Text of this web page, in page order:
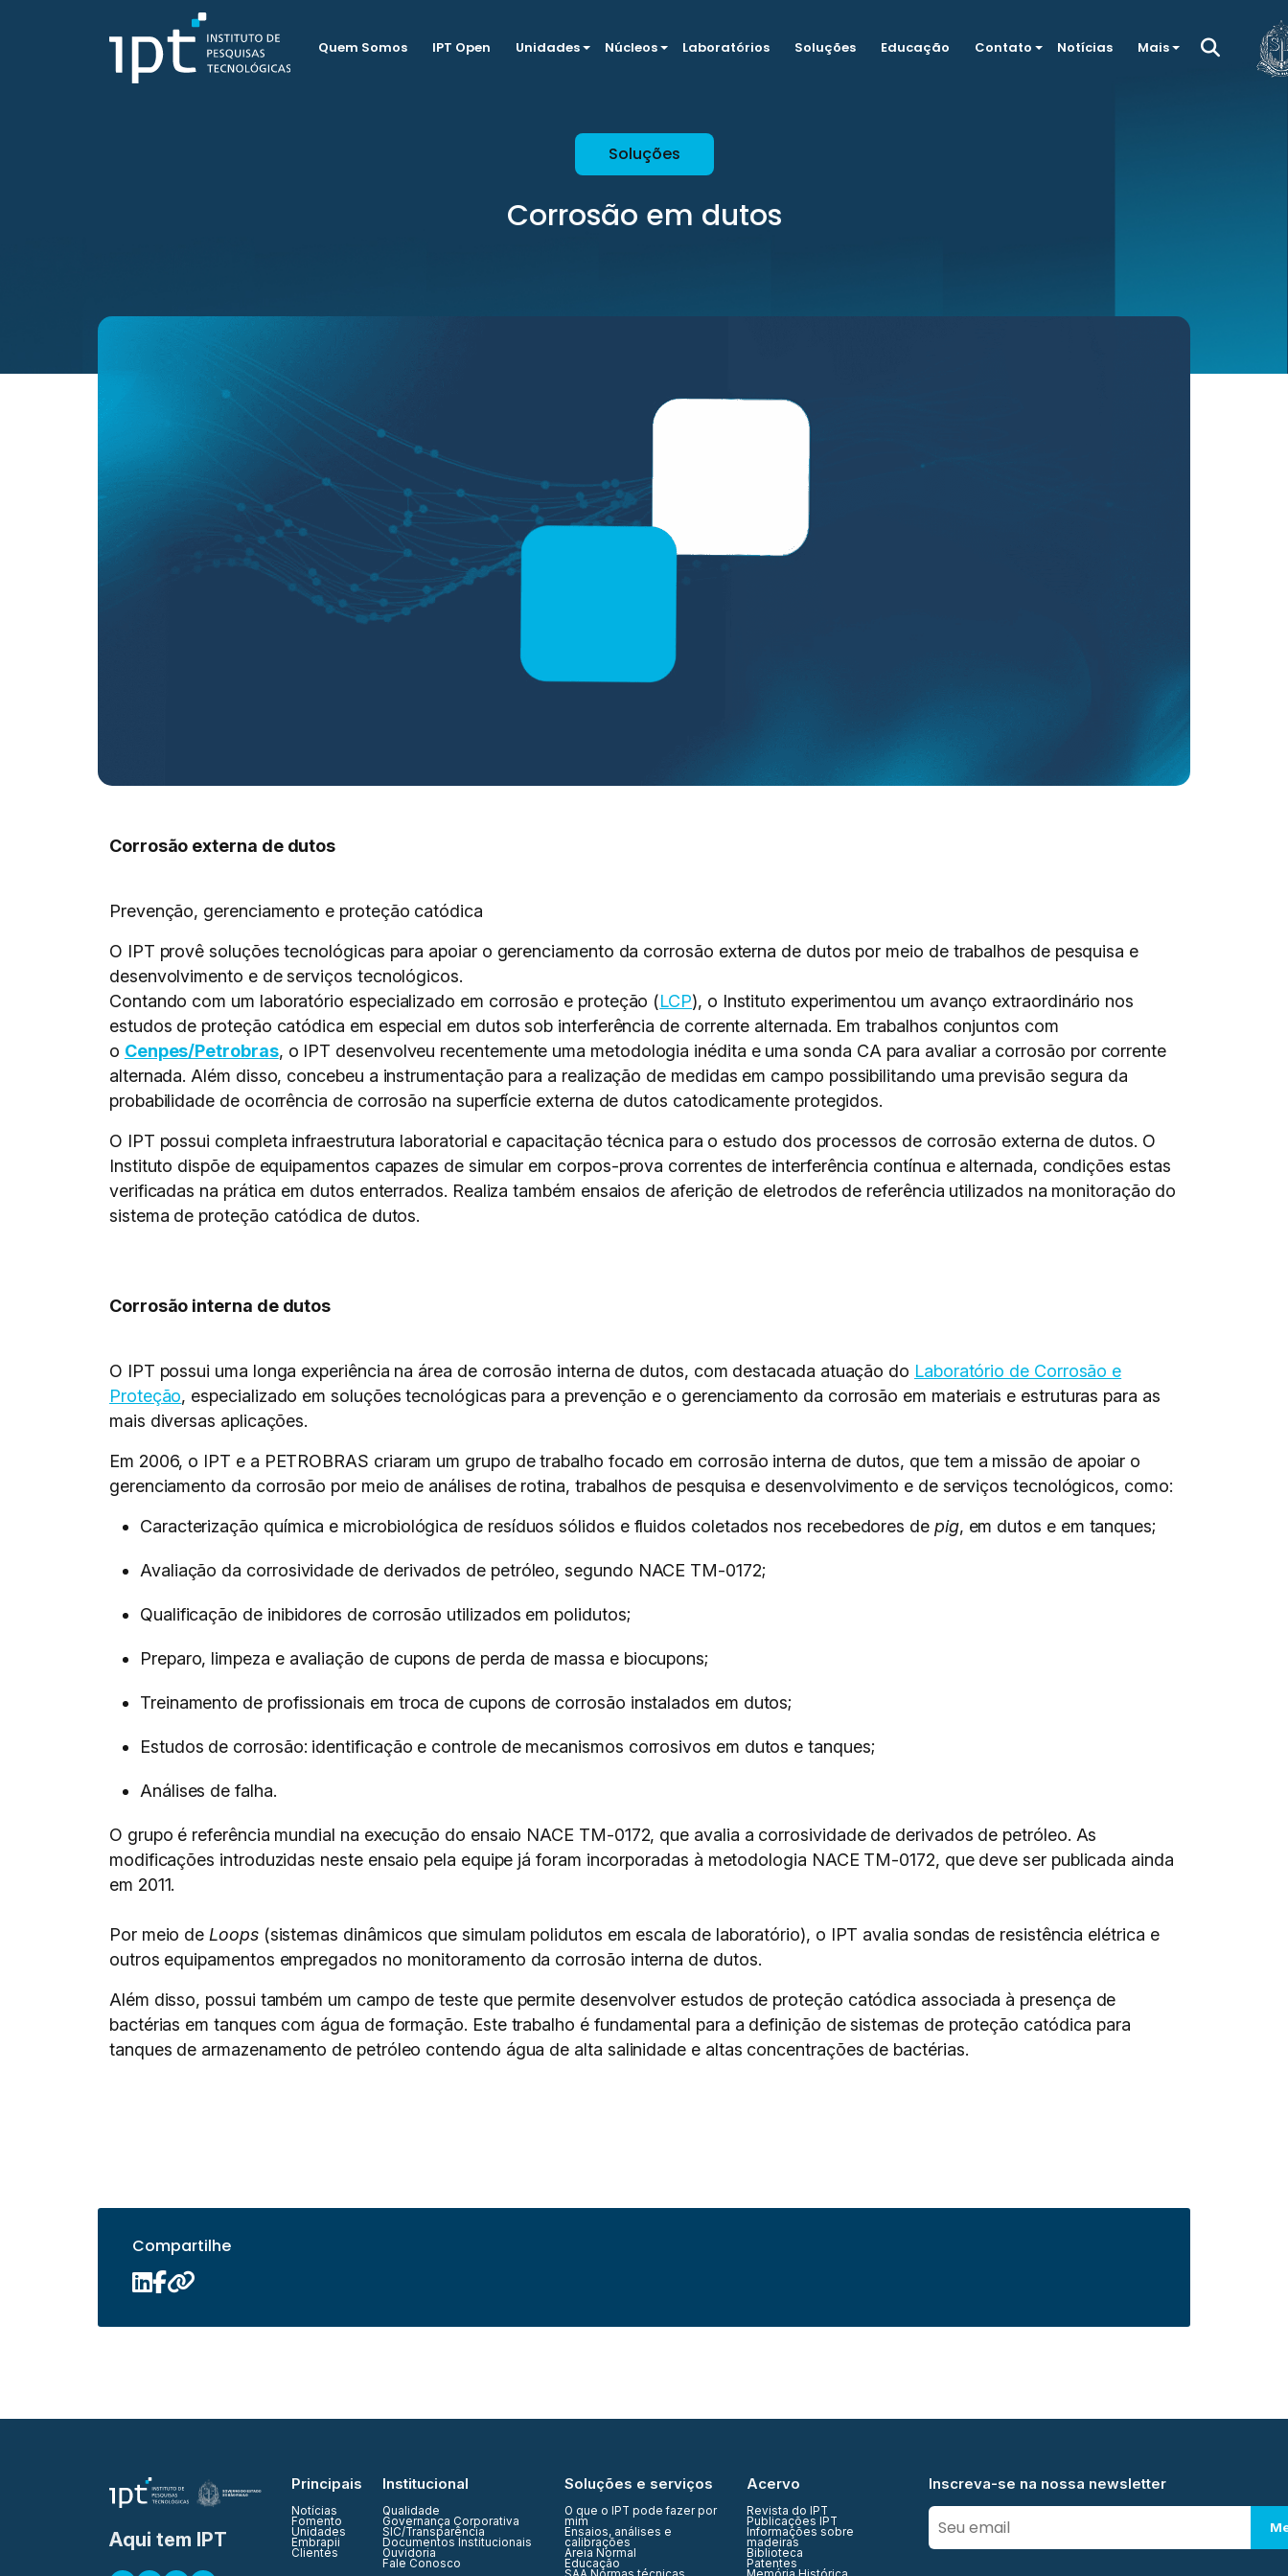
Quem Somos IPT Open Unidades Núcleos Laboratórios Soluções Educação Contato Notícias Mais
Soluções
Corrosão em dutos
Corrosão externa de dutos
Prevenção, gerenciamento e proteção catódica
O IPT provê soluções tecnológicas para apoiar o gerenciamento da corrosão externa de dutos por meio de trabalhos de pesquisa e
desenvolvimento e de serviços tecnológicos.
Contando com um laboratório especializado em corrosão e proteção (LCP), o Instituto experimentou um avanço extraordinário nos
estudos de proteção catódica em especial em dutos sob interferência de corrente alternada. Em trabalhos conjuntos com
o Cenpes/Petrobras, o IPT desenvolveu recentemente uma metodologia inédita e uma sonda CA para avaliar a corrosão por corrente
alternada. Além disso, concebeu a instrumentação para a realização de medidas em campo possibilitando uma previsão segura da
probabilidade de ocorrência de corrosão na superfície externa de dutos catodicamente protegidos.
O IPT possui completa infraestrutura laboratorial e capacitação técnica para o estudo dos processos de corrosão externa de dutos. O
Instituto dispõe de equipamentos capazes de simular em corpos-prova correntes de interferência contínua e alternada, condições estas
verificadas na prática em dutos enterrados. Realiza também ensaios de aferição de eletrodos de referência utilizados na monitoração do
sistema de proteção catódica de dutos.
Corrosão interna de dutos
O IPT possui uma longa experiência na área de corrosão interna de dutos, com destacada atuação do Laboratório de Corrosão e
Proteção, especializado em soluções tecnológicas para a prevenção e o gerenciamento da corrosão em materiais e estruturas para as
mais diversas aplicações.
Em 2006, o IPT e a PETROBRAS criaram um grupo de trabalho focado em corrosão interna de dutos, que tem a missão de apoiar o
gerenciamento da corrosão por meio de análises de rotina, trabalhos de pesquisa e desenvolvimento e de serviços tecnológicos, como:
Caracterização química e microbiológica de resíduos sólidos e fluidos coletados nos recebedores de pig, em dutos e em tanques;
Avaliação da corrosividade de derivados de petróleo, segundo NACE TM-0172;
Qualificação de inibidores de corrosão utilizados em polidutos;
Preparo, limpeza e avaliação de cupons de perda de massa e biocupons;
Treinamento de profissionais em troca de cupons de corrosão instalados em dutos;
Estudos de corrosão: identificação e controle de mecanismos corrosivos em dutos e tanques;
Análises de falha.
O grupo é referência mundial na execução do ensaio NACE TM-0172, que avalia a corrosividade de derivados de petróleo. As
modificações introduzidas neste ensaio pela equipe já foram incorporadas à metodologia NACE TM-0172, que deve ser publicada ainda
em 2011.
Por meio de Loops(sistemas dinâmicos que simulam polidutos em escala de laboratório), o IPT avalia sondas de resistência elétrica e
outros equipamentos empregados no monitoramento da corrosão interna de dutos.
Além disso, possui também um campo de teste que permite desenvolver estudos de proteção catódica associada à presença de
bactérias em tanques com água de formação. Este trabalho é fundamental para a definição de sistemas de proteção catódica para
tanques de armazenamento de petróleo contendo água de alta salinidade e altas concentrações de bactérias.
Compartilhe
Aqui tem IPT
Principais
Notícias
Fomento
Unidades
Embrapii
Clientes
Institucional
Qualidade
Governança Corporativa
SIC/Transparência
Documentos Institucionais
Ouvidoria
Fale Conosco
Soluções e serviços
O que o IPT pode fazer por
mim
Ensaios, análises e
calibrações
Areia Normal
Educação
Acervo
Revista do IPT
Publicações IPT
Informações sobre
madeiras
Biblioteca
Patentes
Inscreva-se na nossa newsletter